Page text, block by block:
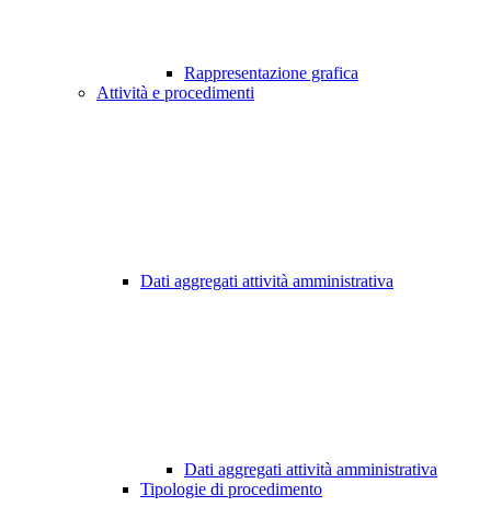
Rappresentazione grafica
Attività e procedimenti
Dati aggregati attività amministrativa
Dati aggregati attività amministrativa
Tipologie di procedimento